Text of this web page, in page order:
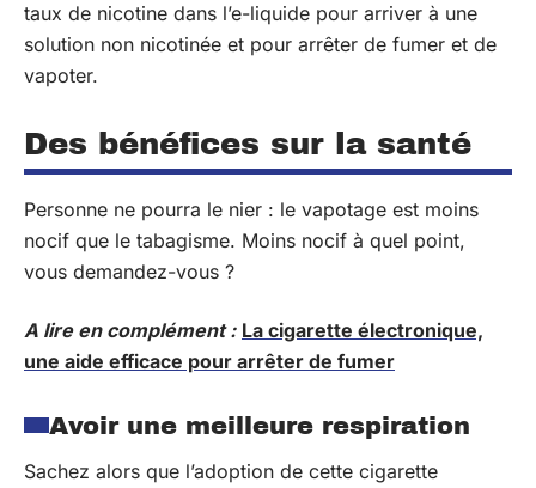
taux de nicotine dans l’e-liquide pour arriver à une
solution non nicotinée et pour arrêter de fumer et de
vapoter.
Des bénéfices sur la santé
Personne ne pourra le nier : le vapotage est moins
nocif que le tabagisme. Moins nocif à quel point,
vous demandez-vous ?
A lire en complément : La cigarette électronique,
une aide efficace pour arrêter de fumer
Avoir une meilleure respiration
Sachez alors que l’adoption de cette cigarette